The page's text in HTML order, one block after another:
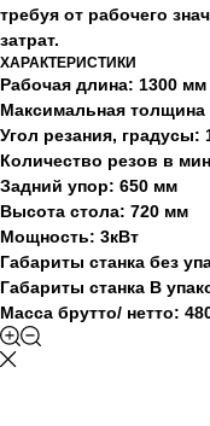
требуя от рабочего
затрат.
ХАРАКТЕРИСТИКИ
Рабочая длина: 1300 мм
Максимальная толщина
Угол резания, градусы:
Количество резов в
Задний упор: 650 мм
Высота стола: 720 мм
Мощность: 3кВт
Габариты станка без
Габариты станка В
Масса брутто/ нетто: